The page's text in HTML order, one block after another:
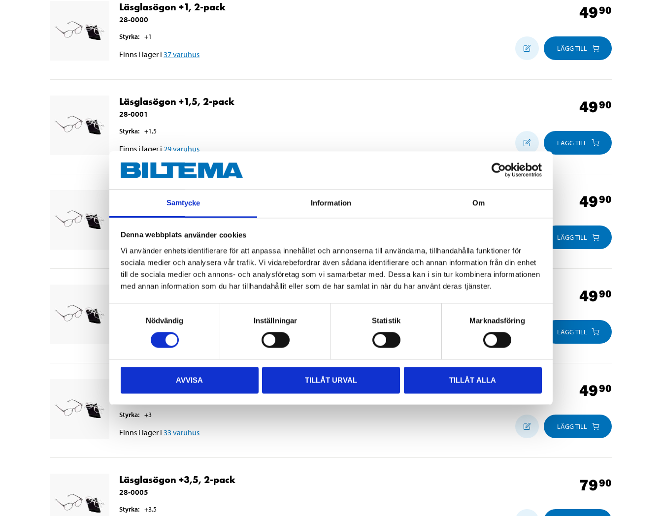
Samtycke Information Om
Denna webbplats använder cookies
Vi använder enhetsidentifierare för att anpassa innehållet och annonserna till användarna, tillhandahålla funktioner för
sociala medier och analysera vår trafik. Vi vidarebefordrar även sådana identifierare och annan information från din enhet
till de sociala medier och annons- och analysföretag som vi samarbetar med. Dessa kan i sin tur kombinera informationen
med annan information som du har tillhandahållit eller som de har samlat in när du har använt deras tjänster.
Nödvändig
Inställningar Statistik Marknadsföring
AVVISA TILLÅT URVAL TILLÅT ALLA
Läsglasögon +1, 2-pack
28-0000
Styrka: +1
Finns i lager i 37varuhus
4990
LÄGG TILL
Läsglasögon +1,5, 2-pack
28-0001
Styrka: +1,5
Finns i lager i 29varuhus
4990
LÄGG TILL
4990
LÄGG TILL
Läsglasögon +2,5, 2-pack
28-0003
+2,5
Finns i lager i 40 varuhus
4990
LÄGG TILL
Läsglasögon +3, 2-pack
Styrka: +3
Finns i lager i 33 varuhus
4990
LÄGG TILL
Läsglasögon +3,5, 2-pack
28-0005
Styrka: +3,5
7990